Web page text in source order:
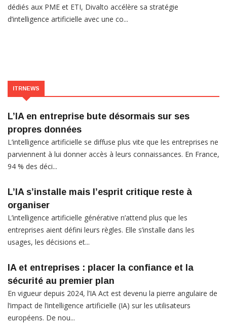
dédiés aux PME et ETI, Divalto accélère sa stratégie
d’intelligence artificielle avec une co...
ITRNEWS
L’IA en entreprise bute désormais sur ses
propres données
L’intelligence artificielle se diffuse plus vite que les entreprises ne
parviennent à lui donner accès à leurs connaissances. En France,
94 % des déci...
L’IA s’installe mais l’esprit critique reste à
organiser
L’intelligence artificielle générative n’attend plus que les
entreprises aient défini leurs règles. Elle s’installe dans les
usages, les décisions et...
IA et entreprises : placer la confiance et la
sécurité au premier plan
En vigueur depuis 2024, l’IA Act est devenu la pierre angulaire de
l’impact de l’intelligence artificielle (IA) sur les utilisateurs
européens. De nou...